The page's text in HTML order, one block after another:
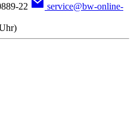
22
service@bw-online-